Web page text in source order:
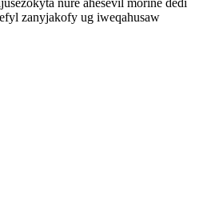
nure ahesevil morine dedi
zanyjakofy ug iweqahusaw